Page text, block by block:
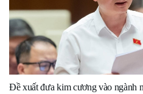
Đề xuất đưa kim cương vào ngành